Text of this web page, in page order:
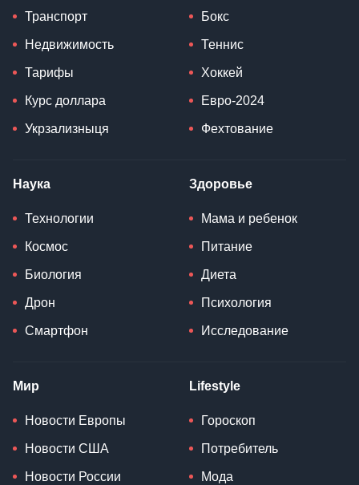
Транспорт
Недвижимость
Тарифы
Курс доллара
Укрзализныця
Бокс
Теннис
Хоккей
Евро-2024
Фехтование
Наука
Технологии
Космос
Биология
Дрон
Смартфон
Здоровье
Мама и ребенок
Питание
Диета
Психология
Исследование
Мир
Новости Европы
Новости США
Новости России
Lifestyle
Гороскоп
Потребитель
Мода